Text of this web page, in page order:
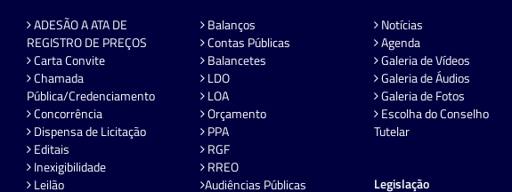
ADESÃO A ATA DE
REGISTRO DE PREÇOS
Carta Convite
Chamada
Pública/Credenciamento
Concorrência
Dispensa de Licitação
Editais
Inexigibilidade
Leilão
Balanços
Contas Públicas
Balancetes
LDO
LOA
Orçamento
PPA
RGF
RREO
Audiências Públicas
Notícias
Agenda
Galeria de Vídeos
Galeria de Áudios
Galeria de Fotos
Escolha do Conselho
Tutelar
Legislação